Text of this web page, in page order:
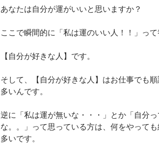
あなたは自分が運がいいと思いますか？
ここで瞬間的に「私は運のいい人！！」っ
【自分が好きな人】です。
そして、【自分が好きな人】はお仕事でも
多いんです。
逆に「私は運が無いな・・・」とか「自分
な。。」って思っている方は、何をやって
多いです。